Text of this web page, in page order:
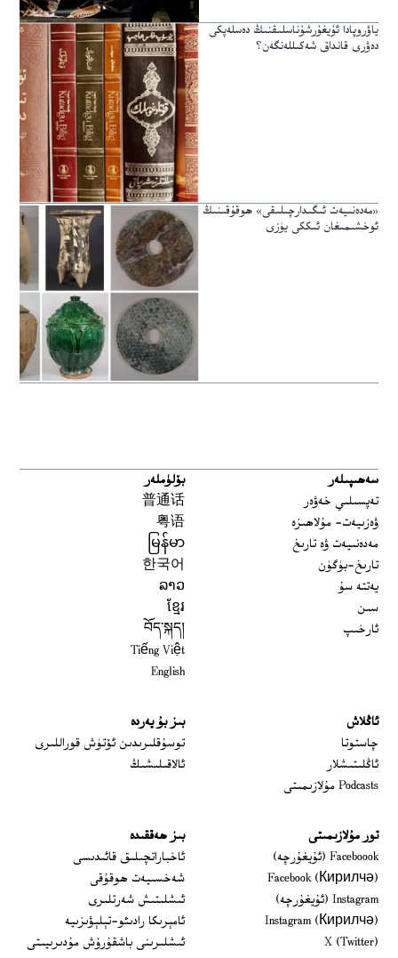
ياۋروپادا ئۇيغۇرشۇناسلىقنىڭ دەسلەپكى
دەۋرى قانداق شەكىللەنگەن؟
«مەدەنىيەت ئىگىدارچىلىقى» ھوقۇقىنىڭ
ئوخشىمىغان ئىككى يۈزى
سەھىپىلەر
تەپسىلىي خەۋەر
ۋەزىيەت- مۇلاھىزە
مەدەنىيەت ۋە تارىخ
تارىخ-بۈگۈن
يەتتە سۇ
سىن
ئارخىپ
بۆلۈملەر
普通话
粤语
မြန်မာ
한국어
ລາວ
ខ្មែរ
བོད་སྐད།
Tiếng Việt
English
ئاڭلاش
چاستوتا
ئاڭلىتىشلار
Podcasts مۇلازىمىتى
بىز بۇ يەردە
توسۇقلىرىدىن ئۆتۈش قوراللىرى
ئالاقىلىشىڭ
تور مۇلازىمىتى
Faceboook (ئۇيغۇرچە)
Opens in new window
Facebook (Кирилчә)
Opens in new window
Instagram (ئۇيغۇرچە)
Opens in new window
Instagram (Кирилчә)
Opens in new window
X (Twitter)
بىز ھەققىدە
ئاخباراتچىلىق قائىدىسى
شەخسىيەت ھوقۇقى
ئىشلىتىش شەرتلىرى
ئامېرىكا رادىئو-تېلېۋىزىيە
ئىشلىرىنى باشقۇرۇش مۇدىرىيىتى